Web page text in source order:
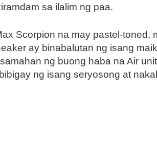
sa ilalim ng paa.
Scorpion na may pastel-toned,
ay binabalutan ng isang
ng buong haba na Air
ng isang seryosong at